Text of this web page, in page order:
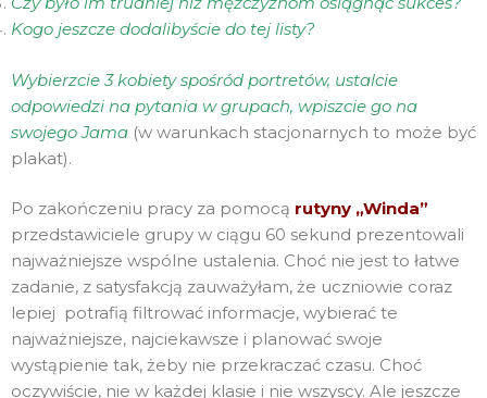
Kogo jeszcze dodalibyście do tej listy?
Wybierzcie 3 kobiety spośród portretów, ustalcie
odpowiedzi na pytania w grupach, wpiszcie go na
swojego Jama (w warunkach stacjonarnych to może być
plakat).
Po zakończeniu pracy za pomocą rutyny „Winda”
przedstawiciele grupy w ciągu 60 sekund prezentowali
najważniejsze wspólne ustalenia. Choć nie jest to łatwe
zadanie, z satysfakcją zauważyłam, że uczniowie coraz
lepiej potrafią filtrować informacje, wybierać te
najważniejsze, najciekawsze i planować swoje
wystąpienie tak, żeby nie przekraczać czasu. Choć
oczywiście, nie w każdej klasie i nie wszyscy. Ale jeszcze